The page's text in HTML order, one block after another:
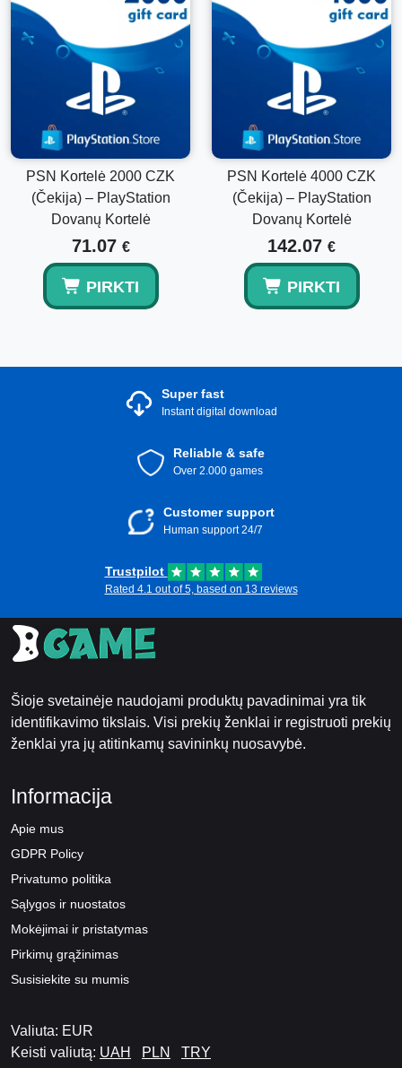
PSN Kortelė 2000 CZK
(Čekija) – PlayStation
Dovanų Kortelė
71.07 €
PIRKTI
PSN Kortelė 4000 CZK
(Čekija) – PlayStation
Dovanų Kortelė
142.07 €
PIRKTI
Super fast
Instant digital download
Reliable & safe
Over 2.000 games
Customer support
Human support 24/7
Trustpilot
Rated 4.1 out of 5, based on 13 reviews
Šioje svetainėje naudojami produktų pavadinimai yra tik
identifikavimo tikslais. Visi prekių ženklai ir registruoti prekių
ženklai yra jų atitinkamų savininkų nuosavybė.
Informacija
Apie mus
GDPR Policy
Privatumo politika
Sąlygos ir nuostatos
Mokėjimai ir pristatymas
Pirkimų grąžinimas
Susisiekite su mumis
Valiuta: EUR
Keisti valiutą: UAH PLN TRY